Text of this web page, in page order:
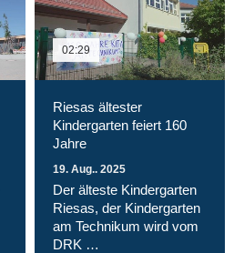
02:29
Riesas ältester
Kindergarten feiert 160
Jahre
19. Aug.. 2025
Der älteste Kindergarten
Riesas, der Kindergarten
am Technikum wird vom
DRK …